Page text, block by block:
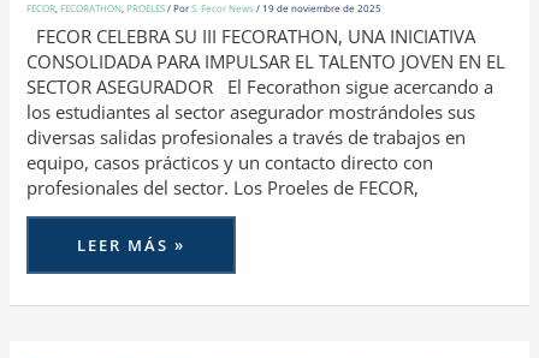
FECOR ,FECORATHON ,PROELES/ PorS. Fecor News/ 19 de noviembre de 2025
FECOR CELEBRA SU III FECORATHON, UNA INICIATIVA
CONSOLIDADA PARA IMPULSAR EL TALENTO JOVEN EN EL
SECTOR ASEGURADOR El Fecorathon sigue acercando a
los estudiantes al sector asegurador mostrándoles sus
diversas salidas profesionales a través de trabajos en
equipo, casos prácticos y un contacto directo con
profesionales del sector. Los Proeles de FECOR,
LEER MÁS »